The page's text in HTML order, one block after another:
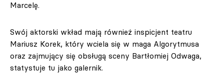
Marcelę.
Swój aktorski wkład mają również inspicjent teatru
Mariusz Korek, który wciela się w maga Algorytmusa
oraz zajmujący się obsługą sceny Bartłomiej Odwaga,
statystuje tu jako galernik.